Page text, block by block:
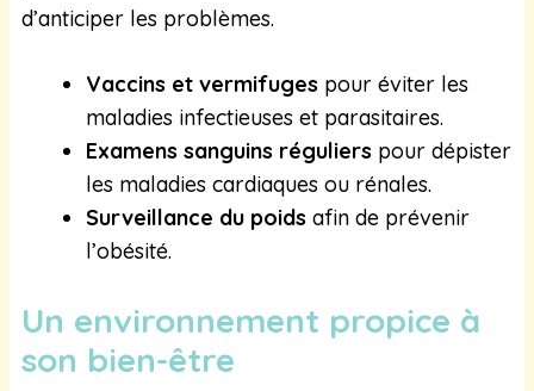
d’anticiper les problèmes.
Vaccins et vermifuges pour éviter les
maladies infectieuses et parasitaires.
Examens sanguins réguliers pour dépister
les maladies cardiaques ou rénales.
Surveillance du poids afin de prévenir
l’obésité.
Un environnement propice à
son bien-être